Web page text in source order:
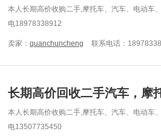
本人长期高价收购二手,摩托车、汽车、电动车
电18978338912
卖家： quanchuncheng 联系电话：
长期高价回收二手汽车，摩
本人长期高价收购二手,摩托车、汽车、电动车
电13507735450